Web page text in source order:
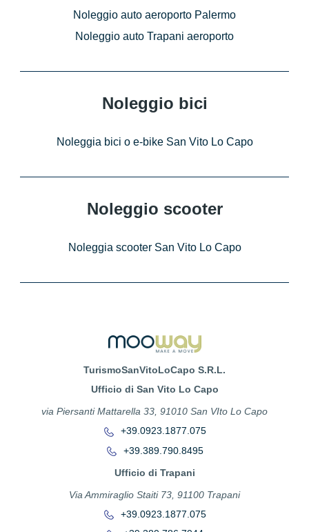
Noleggio auto aeroporto Palermo
Noleggio auto Trapani aeroporto
Noleggio bici
Noleggia bici o e-bike San Vito Lo Capo
Noleggio scooter
Noleggia scooter San Vito Lo Capo
TurismoSanVitoLoCapo S.R.L.
Ufficio di San Vito Lo Capo
via Piersanti Mattarella 33, 91010 San VIto Lo Capo
+39.0923.1877.075
+39.389.790.8495
Ufficio di Trapani
Via Ammiraglio Staiti 73, 91100 Trapani
+39.0923.1877.075